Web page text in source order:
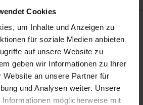
Cookies
um Inhalte und Anzeigen zu
für soziale Medien anbieten
auf unsere Website zu
geben wir Informationen zu Ihrer
Website an unsere Partner für
und Analysen weiter. Unsere
möglicherweise mit
Schule gehört, Kindern und
zu eröffnen, die der
Auch im Bereich der
die Schule gefordert, eine